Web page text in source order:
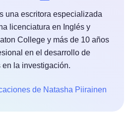
una escritora especializada
licenciatura en Inglés y
College y más de 10 años
en el desarrollo de
la investigación.
de Natasha Piirainen